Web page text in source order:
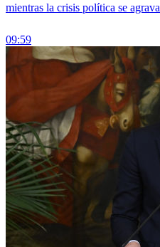
mientras la crisis política se agrava
09:59